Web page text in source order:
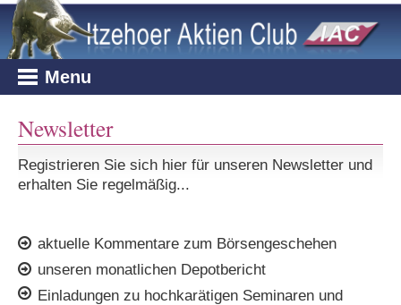
Newsletter
Registrieren Sie sich hier für unseren Newsletter und
erhalten Sie regelmäßig...
aktuelle Kommentare zum Börsengeschehen
unseren monatlichen Depotbericht
Einladungen zu hochkarätigen Seminaren und
IAC-Aktuell
Firmen-News
IAC-Team
Presse
Impressum
Datenschutz
Club-Fonds
TOP-Investors Global
TOP Defensiv Plus
IAC-Privatdepot
Gemeinschaftsdepot
Newsletter
Depotcheck
Kundenempfehlung
Broschüren
Termine
Konferenzen
Börsenblick